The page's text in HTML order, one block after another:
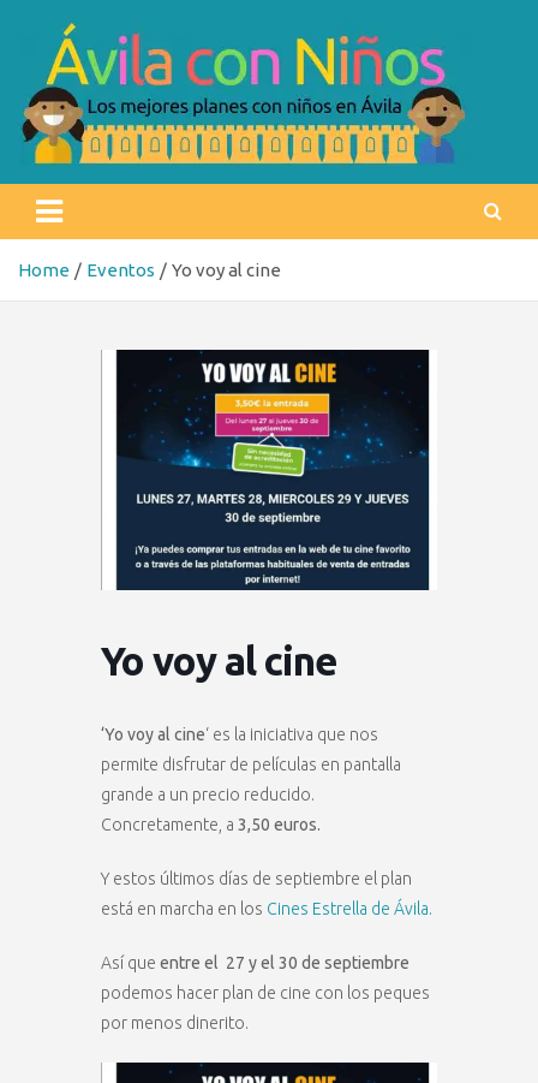
content
Ávila con niños
Home Eventos Yo voy al cine
Yo voy al cine
‘Yo voy al cine‘ es la iniciativa que nos
permite disfrutar de películas en pantalla
grande a un precio reducido.
Concretamente, a 3,50 euros.
Y estos últimos días de septiembre el plan
está en marcha en los Cines Estrella de Ávila.
Así que entre el 27 y el 30 de septiembre
podemos hacer plan de cine con los peques
por menos dinerito.